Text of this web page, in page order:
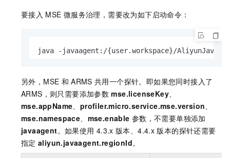
要接入 MSE 微服务治理，需要改为如下启动命令：
java -javaagent:/{user.workspace}/
另外，MSE 和 ARMS 共用一个探针。即如果您同时接入了
ARMS，则只需要添加参数 mse.licenseKey、
mse.appName、 profiler.micro.service.mse.version、
mse.namespace、 mse.enable 参数，不需要单独添加
javaagent。如果使用 4.3.x 版本、4.4.x 版本的探针还需要
指定 aliyun.javaagent.regionId。